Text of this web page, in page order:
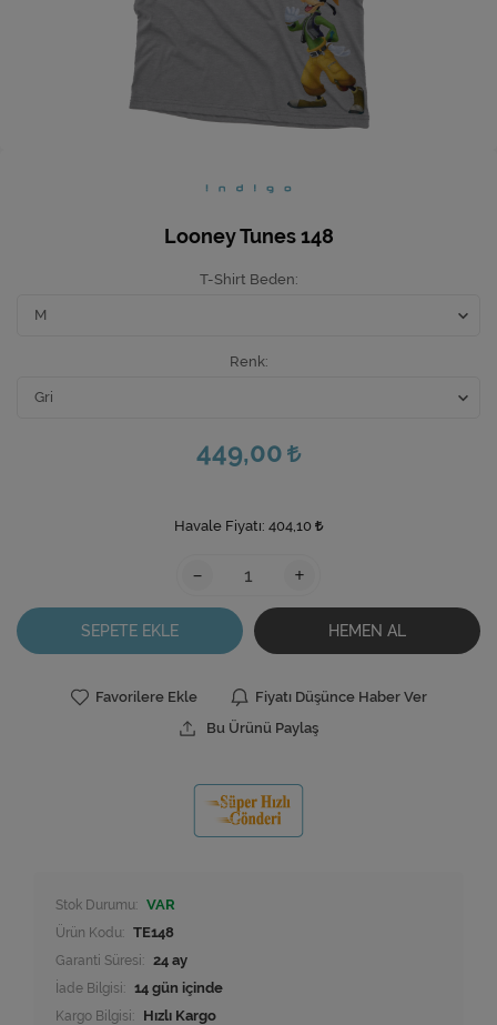
Ev Hediyeleri
Yeni İş Hediyeleri
Mutfak
Looney Tunes 148
T-Shirt Beden
Renk
449,00
Havale Fiyatı: 404,10
- +
SEPETE EKLE HEMEN AL
Favorilere Ekle
Fiyatı Düşünce Haber Ver
Bu Ürünü Paylaş
Stok Durumu: VAR
Ürün Kodu: TE148
Garanti Süresi: 24 ay
İade Bilgisi:
Kargo Bilgisi: Hızlı Kargo